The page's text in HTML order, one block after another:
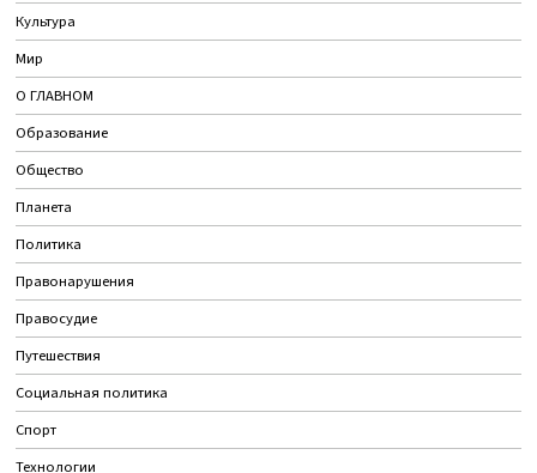
Культура
Мир
О ГЛАВНОМ
Образование
Общество
Планета
Политика
Правонарушения
Правосудие
Путешествия
Социальная политика
Спорт
Технологии